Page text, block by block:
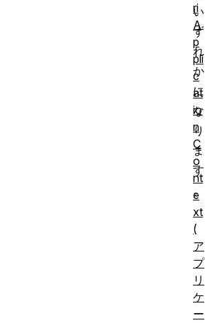
い
ず
れ
か
に
な
り
ま
す
。
ri
A
p
pli
c
at
io
n
C
o
nt
e
xt
(
ア
プ
リ
ケ
ー